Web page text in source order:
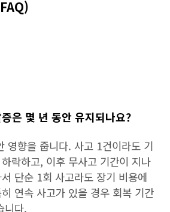
은 몇 년 동안 유지되나요?
영향을 줍니다. 사고 1건이라도 기
락하고, 이후 무사고 기간이 지나
단순 1회 사고라도 장기 비용에
연속 사고가 있을 경우 회복 기간
니다.